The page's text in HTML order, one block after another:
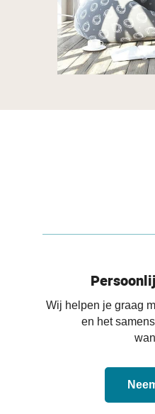
Wij helpen je graag
en het